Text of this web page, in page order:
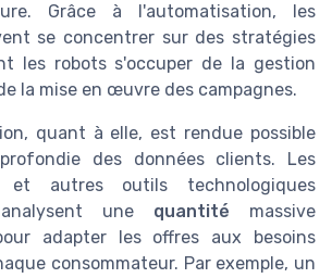
Grâce à l'automatisation, les
se concentrer sur des stratégies
les robots s'occuper de la gestion
la mise en œuvre des campagnes.
quant à elle, est rendue possible
des données clients. Les
et autres outils technologiques
une quantité massive
adapter les offres aux besoins
consommateur. Par exemple, un